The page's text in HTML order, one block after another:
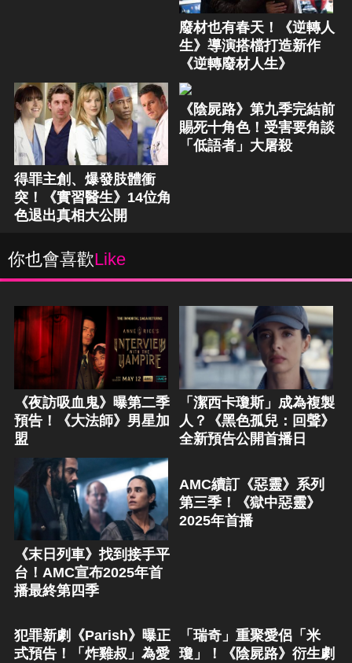
廢材也有春天！《逆轉人
生》導演搭檔打造新作
《逆轉廢材人生》
得罪主創、爆發肢體衝
突！《實習醫生》14位角
色退出真相大公開
《陰屍路》第九季完結前
賜死十角色！受害要角談
「低語者」大屠殺
你也會喜歡Like
《夜訪吸血鬼》曝第二季
預告！《大法師》男星加
盟
「潔西卡瓊斯」成為複製
人？《黑色孤兒：回聲》
全新預告公開首播日
《末日列車》找到接手平
台！AMC宣布2025年首
播最終第四季
AMC續訂《惡靈》系列
第三季！《獄中惡靈》
2025年首播
犯罪新劇《Parish》曝正
式預告！「炸雞叔」為愛
「瑞奇」重聚愛侶「米
瓊」！《陰屍路》衍生劇